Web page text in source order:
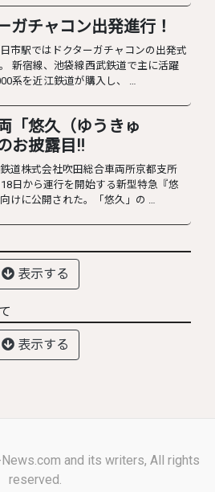
ガチャコン出発進行！
市駅ではドクターガチャコンの出発式
新宿線、池袋線西武鉄道で主に活躍
系を近江鉄道が購入し、 …
「悠久（ゆうきゅ
お披露目‼︎
道株式会社吹田総合車両所京都支所
日から運行を開始する新型特急『悠
けに公開された。「悠久」の …
表示する
表示する
and its writers, All rights
reserved.